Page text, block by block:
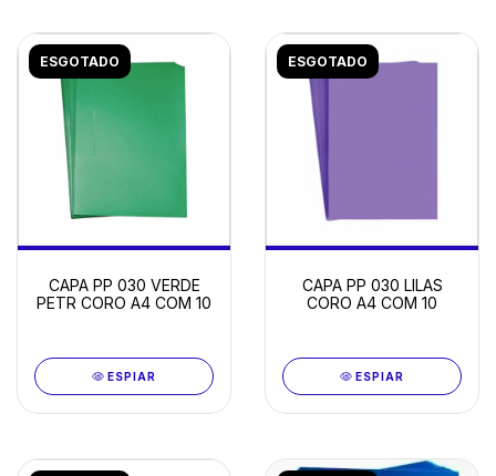
ESGOTADO
CAPA PP 030 VERDE
PETR CORO A4 COM 10
ESPIAR
ESGOTADO
CAPA PP 030 LILAS
CORO A4 COM 10
ESPIAR